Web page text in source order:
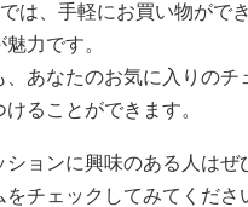
は、手軽にお買い物がで
力です。
、あなたのお気に入りのチ
ることができます。
ョンに興味のある人はぜ
チェックしてみてくださ